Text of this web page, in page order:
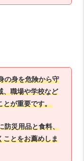
の身を危険から守
、職場や学校など
とが重要です。
防災用品と食料、
ことをお薦めしま